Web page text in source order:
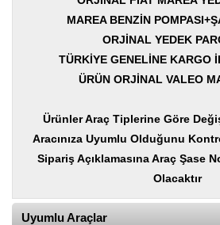
Standı
Çeşitleri
MAREA BENZİN
ORJİNAL YEDEK
TÜRKİYE GENELİNE KARGO
ÜRÜN ORJİNAL VALEO
Ürünler Araç Tiplerine Göre
Aracınıza Uyumlu Olduğunu
Sipariş Açıklamasına Araç Şase
Olacaktır
Uyumlu Araçlar